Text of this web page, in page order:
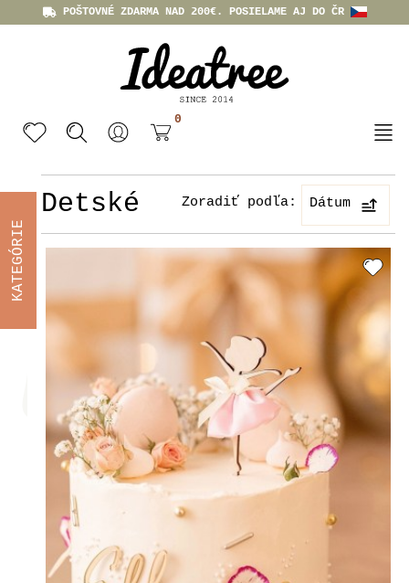
POŠTOVNÉ ZDARMA NAD 200€. POSIELAME AJ DO ČR
0
Detské Zoradiť podľa: Dátum
KATEGÓRIE